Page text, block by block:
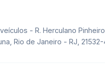
- R. Herculano Pinheiro,
Rio de Janeiro - RJ, 21532-